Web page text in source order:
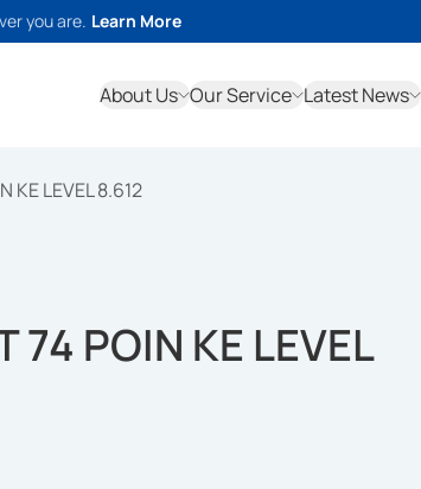
you are. Learn More
About Us Our Service Latest News
KE LEVEL 8.612
74 POIN KE LEVEL